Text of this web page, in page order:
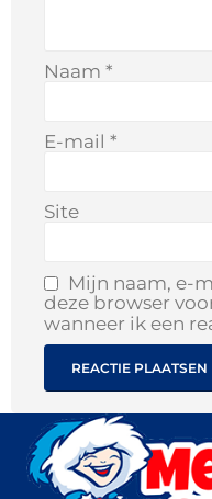
Naam *
E-mail *
Site
Mijn naam, e-
deze browser
wanneer ik een